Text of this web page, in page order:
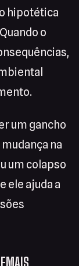
hipotética
o
um gancho
na
um colapso
ele ajuda a